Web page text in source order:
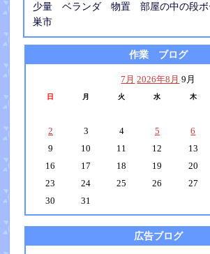
少量 ベランダ 物置 部屋の中の段
巣市
作業 ブログ
7月 2026年8月 9月
日 月 火 水 木
2
3 4 5 6
9
10 11 12 13
16
17 18 19 20
23
24 25 26 27
30
31
広告ブログ